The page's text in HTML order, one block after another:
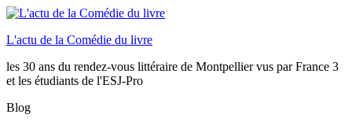
L'actu de la Comédie du livre
les 30 ans du rendez-vous littéraire de Montpellier vus par France 3
et les étudiants de l'ESJ-Pro
Blog